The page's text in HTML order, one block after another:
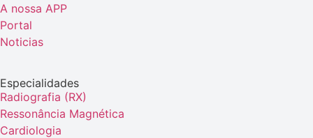
A nossa APP
Portal
Noticias
Especialidades
Radiografia (RX)
Ressonância Magnética
Cardiologia